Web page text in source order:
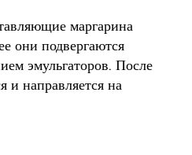
маргарина
они подвергаются
эмульгаторов. После
и направляется на